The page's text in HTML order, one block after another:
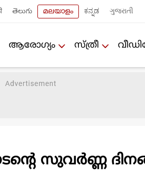
తెలుగు മലയാളം ಕನ್ನಡ ગુજરાતી
ആരോഗ്യം സ്ത്രീ
സുവര്‍ണ്ണ